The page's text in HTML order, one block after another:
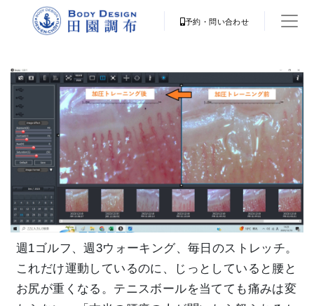
予約・問い合わせ
週1ゴルフ、週3ウォーキング、毎日のストレッチ。
これだけ運動しているのに、じっとしていると腰と
お尻が重くなる。テニスボールを当てても痛みは変